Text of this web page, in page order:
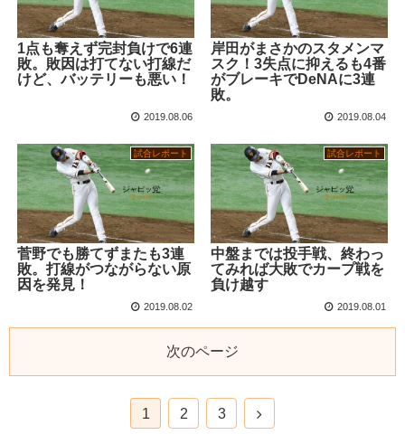
1点も奪えず完封負けで6連
敗。敗因は打てない打線だ
けど、バッテリーも悪い！
2019.08.06
岸田がまさかのスタメンマ
スク！3失点に抑えるも4番
がブレーキでDeNAに3連
敗。
2019.08.04
試合レポート
菅野でも勝てずまたも3連
敗。打線がつながらない原
因を発見！
2019.08.02
試合レポート
中盤までは投手戦、終わっ
てみれば大敗でカープ戦を
負け越す
2019.08.01
次のページ
1 2 3